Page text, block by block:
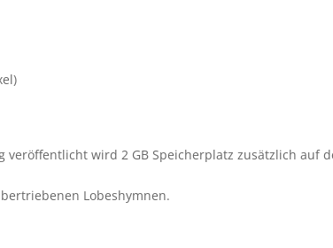
wird 2 GB Speicherplatz zusätzlich auf
Lobeshymnen.